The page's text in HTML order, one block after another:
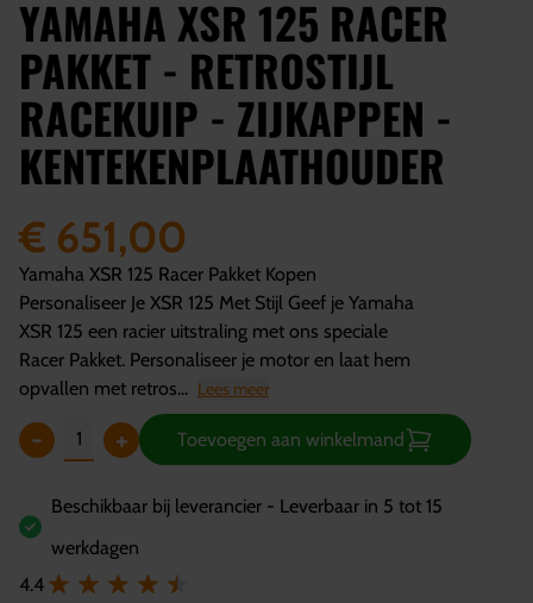
YAMAHA XSR 125 RACER
PAKKET - RETROSTIJL
RACEKUIP - ZIJKAPPEN -
KENTEKENPLAATHOUDER
€ 651,00
Yamaha XSR 125 Racer Pakket Kopen
Personaliseer Je XSR 125 Met Stijl Geef je Yamaha
XSR 125 een racier uitstraling met ons speciale
Racer Pakket. Personaliseer je motor en laat hem
opvallen met retros... Lees meer
- + Toevoegen aan winkelmand
Beschikbaar bij leverancier - Leverbaar in 5 tot 15
werkdagen
4.4